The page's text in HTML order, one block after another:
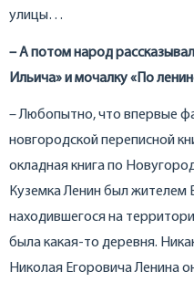
улицы…
– А потом народ
Ильича» и мочалку «По
– Любопытно, что впервые
новгородской переписной
окладная книга по
Куземка Ленин был жителем
находившегося на
была какая-то деревня.
Николая Егоровича Ленина